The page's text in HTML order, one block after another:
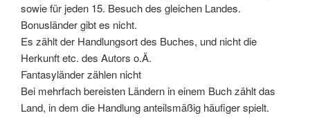
sowie für jeden 15. Besuch des gleichen Landes.
Bonusländer gibt es nicht.
Es zählt der Handlungsort des Buches, und nicht die
Herkunft etc. des Autors o.Ä.
Fantasyländer zählen nicht
Bei mehrfach bereisten Ländern in einem Buch zählt das
Land, in dem die Handlung anteilsmäßig häufiger spielt.